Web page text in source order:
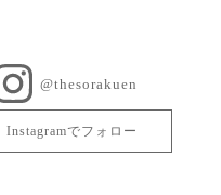
@thesorakuen
Instagramでフォロー